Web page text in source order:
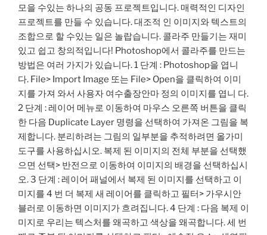
모을 수있는 하나의 공동 프로젝트입니다. 매력적인 디자인
프로젝트를 만들 수 있습니다. 대조적 인 이미지와 텍스트의
조합으로 할 수있는 일은 놀랍습니다. 콜라주 만들기는 재미
있고 쉽고 창의적입니다! Photoshop에서 콜라주를 만드는
방법은 여러 가지가 있습니다. 1 단계 : Photoshop을 엽니
다. File> Import Image 또는 File> Open을 클릭하여 이미
지를 가져 와서 사용자 여수출장안마 정의 이미지를 엽니 다.
2 단계 : 레이어 메뉴로 이동하여 마우스 오른쪽 버튼을 클릭
한 다음 Duplicate Layer 명령을 선택하여 가져온 그림을 복
제합니다. 분리하려는 그림의 일부분을 추적하려면 올가미
도구를 사용하십시오. 복제 된 이미지의 전체 부분을 선택했
으면 선택> 반전으로 이동하여 이미지의 배경을 선택하십시
오. 3 단계 : 레이어 패널에서 복제 된 이미지를 선택하고 이
미지를 4 번 더 복제 새 레이어를 클릭하고 필터> 가우시안
블러로 이동하면 이미지가 흐려집니다. 4 단계 : 다음 복제 이
미지로 우리는 텍스처를 왜곡하고 색상을 왜곡합니다. 세 번